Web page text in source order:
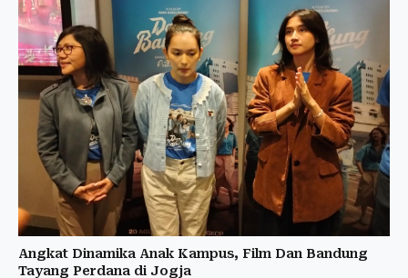
Angkat Dinamika Anak Kampus, Film Dan Bandung
Tayang Perdana di Jogja